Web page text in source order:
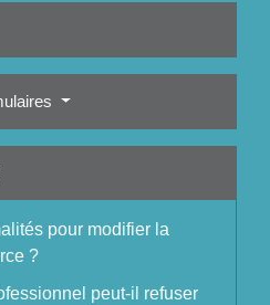
pour modifier la
?
peut-il refuser